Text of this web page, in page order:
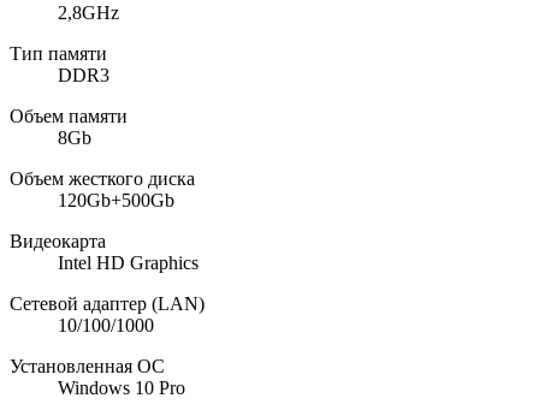
2,8GHz
Тип памяти
DDR3
Объем памяти
8Gb
Объем жесткого диска
120Gb+500Gb
Видеокарта
Intel HD Graphics
Сетевой адаптер (LAN)
10/100/1000
Установленная ОС
Windows 10 Pro